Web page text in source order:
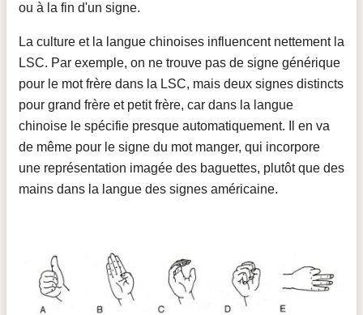
ou à la fin d'un signe.
La culture et la langue chinoises influencent nettement la
LSC. Par exemple, on ne trouve pas de signe générique
pour le mot frère dans la LSC, mais deux signes distincts
pour grand frère et petit frère, car dans la langue
chinoise le spécifie presque automatiquement. Il en va
de même pour le signe du mot manger, qui incorpore
une représentation imagée des baguettes, plutôt que des
mains dans la langue des signes américaine.